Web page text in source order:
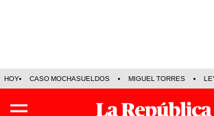
HOY CASO MOCHASUELDOS MIGUEL TORRES